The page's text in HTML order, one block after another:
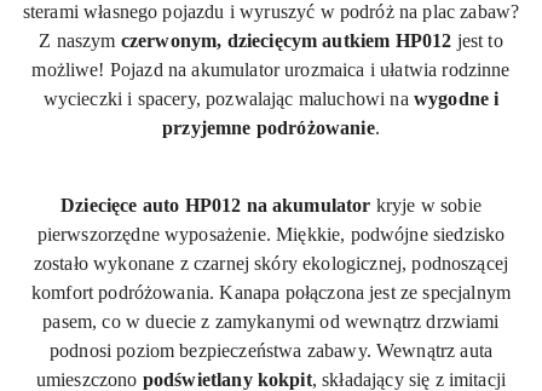
sterami własnego pojazdu i wyruszyć w podróż na plac zabaw?
Z naszym czerwonym, dziecięcym autkiem HP012 jest to
możliwe! Pojazd na akumulator urozmaica i ułatwia rodzinne
wycieczki i spacery, pozwalając maluchowi na wygodne i
przyjemne podróżowanie.
Dziecięce auto HP012 na akumulator kryje w sobie
pierwszorzędne wyposażenie. Miękkie, podwójne siedzisko
zostało wykonane z czarnej skóry ekologicznej, podnoszącej
komfort podróżowania. Kanapa połączona jest ze specjalnym
pasem, co w duecie z zamykanymi od wewnątrz drzwiami
podnosi poziom bezpieczeństwa zabawy. Wewnątrz auta
umieszczono podświetlany kokpit, składający się z imitacji